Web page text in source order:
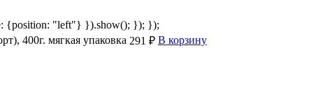
{position: "left"} }).show(); }); });
400г. мягкая упаковка 291 ₽ В корзину